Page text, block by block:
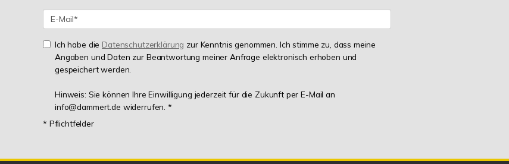
Ich habe die Datenschutzerklärung zur Kenntnis genommen. Ich stimme zu, dass meine
Angaben und Daten zur Beantwortung meiner Anfrage elektronisch erhoben und
gespeichert werden.
Hinweis: Sie können Ihre Einwilligung jederzeit für die Zukunft per E-Mail an
info@dammert.de widerrufen. *
* Pflichtfelder